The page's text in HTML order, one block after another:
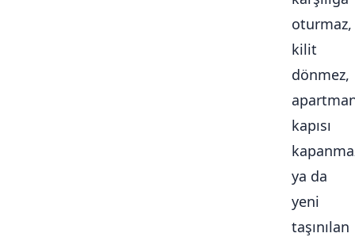
oturmaz,
kilit
dönmez,
kapısı
ya da
yeni
taşınılan